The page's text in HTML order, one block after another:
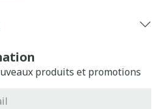
produits et promotions